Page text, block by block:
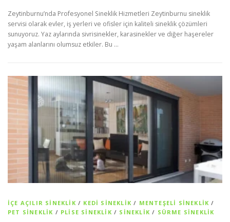
Zeytinburnu’nda Profesyonel Sineklik Hizmetleri Zeytinburnu sineklik
servisi olarak evler, iş yerleri ve ofisler için kaliteli sineklik çözümleri
sunuyoruz. Yaz aylarında sivrisinekler, karasinekler ve diğer haşereler
yaşam alanlarını olumsuz etkiler. Bu …
İÇE AÇILIR SINEKLIK / KEDI SINEKLIK / MENTEŞELI SINEKLIK /
PET SİNEKLIK / PLISE SINEKLIK / SİNEKLİK / SÜRME SINEKLIK